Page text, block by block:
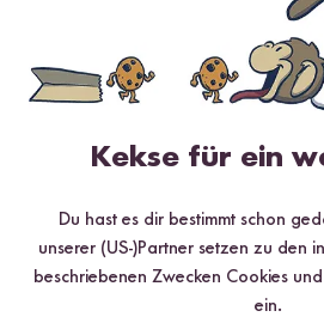
Digitales Rezeptbuch
✔️ 25 leckere Rezepte aus unseren
✔️ Von Sushi über Curry bis hin zu
✔️ Inklusive Tipps & Tricks für die
Kekse für ein
Du hast es dir bestimmt schon
unserer (US-)Partner setzen zu den
beschriebenen Zwecken Cookies
ein.